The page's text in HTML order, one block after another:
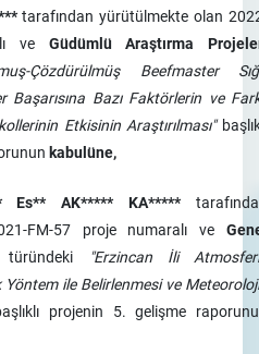
tarafından yürütülmekte olan
ve Güdümlü Araştırma
Çözdürülmüş Beefmaster
Başarısına Bazı Faktörlerin ve
Etkisinin Araştırılması"
kabulüne,
Es** AK***** KA*****
FM-57 proje numaralı ve
türündeki
"Erzincan İli
ile Belirlenmesi ve
projenin 5. gelişme